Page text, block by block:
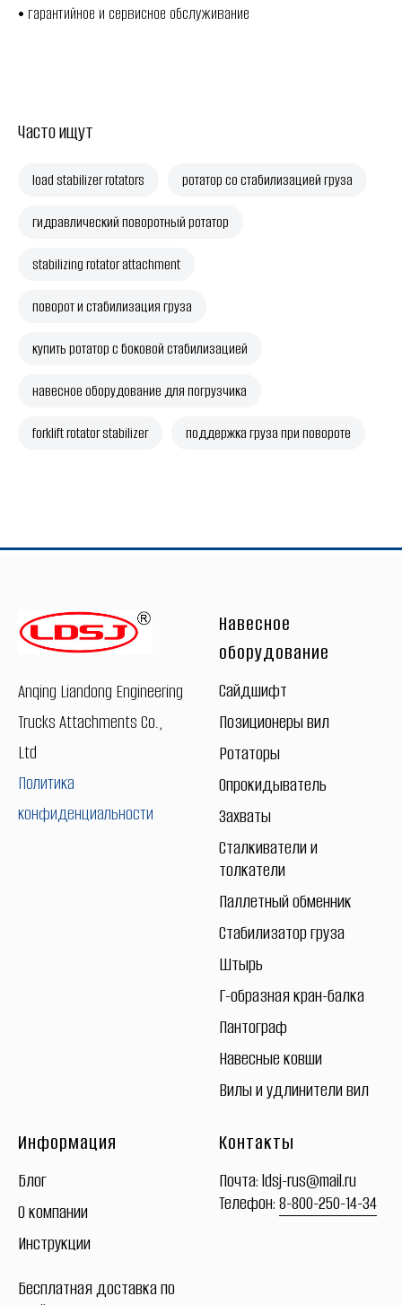
• гарантийное и сервисное обслуживание
Часто ищут
load stabilizer rotators ротатор со стабилизацией груза
гидравлический поворотный ротатор
stabilizing rotator attachment
поворот и стабилизация груза
купить ротатор с боковой стабилизацией
навесное оборудование для погрузчика
forklift rotator stabilizer поддержка груза при повороте
Anqing Liandong Engineering
Trucks Attachments Co.,
Ltd
Политика
конфиденциальности
Навесное
оборудование
Сайдшифт
Позиционеры вил
Ротаторы
Опрокидыватель
Захваты
Сталкиватели и
толкатели
Паллетный обменник
Стабилизатор груза
Штырь
Г-образная кран-балка
Пантограф
Навесные ковши
Вилы и удлинители вил
Информация
Блог
О компании
Инструкции
Бесплатнаядоставкапо
Контакты
Почта:ldsj-rus@mail.ru
Телефон:8-800-250-14-34